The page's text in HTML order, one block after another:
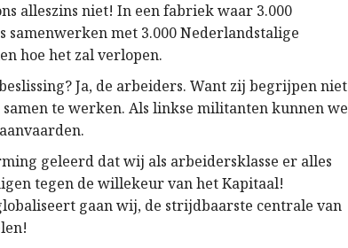
alleszins niet! In een fabriek waar 3.000
met 3.000 Nederlandstalige
hoe het zal verlopen.
Ja, de arbeiders. Want zij begrijpen niet
te werken. Als linkse militanten kunnen we
geleerd dat wij als arbeidersklasse er alles
tegen de willekeur van het Kapitaal!
gaan wij, de strijdbaarste centrale van